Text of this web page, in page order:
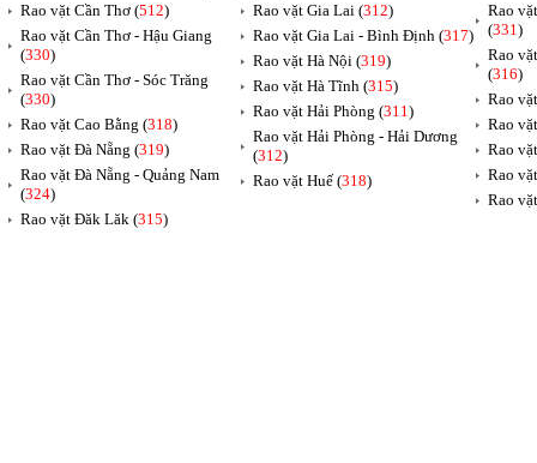
Rao vặt Cần Thơ (512)
Rao vặt Cần Thơ - Hậu Giang
(330)
Rao vặt Cần Thơ - Sóc Trăng
(330)
Rao vặt Cao Bằng (318)
Rao vặt Đà Nẵng (319)
Rao vặt Đà Nẵng - Quảng Nam
(324)
Rao vặt Đăk Lăk (315)
Rao vặt Gia Lai (312)
Rao vặt Gia Lai - Bình Định (317)
Rao vặt Hà Nội (319)
Rao vặt Hà Tĩnh (315)
Rao vặt Hải Phòng (311)
Rao vặt Hải Phòng - Hải Dương
(312)
Rao vặt Huế (318)
Rao
(331)
Rao
(316)
Rao
Rao
Rao
Rao
Rao